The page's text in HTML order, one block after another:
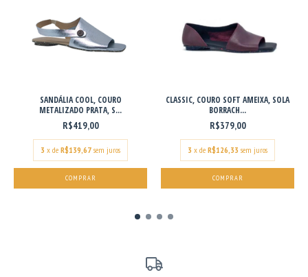
SANDÁLIA COOL, COURO
METALIZADO PRATA, S...
R$419,00
3 x de R$139,67 sem juros
COMPRAR
CLASSIC, COURO SOFT AMEIXA, SOLA
BORRACH...
R$379,00
3 x de R$126,33 sem juros
COMPRAR